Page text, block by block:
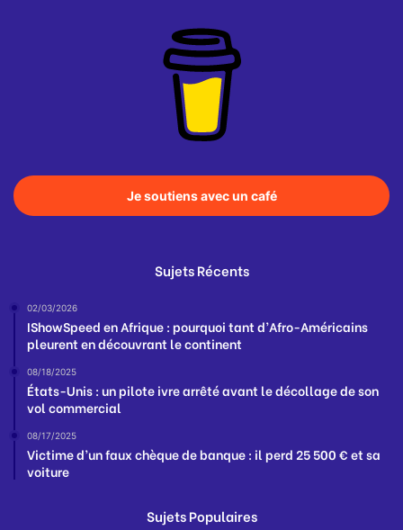
Je soutiens avec un café
Sujets Récents
02/03/2026
IShowSpeed en Afrique : pourquoi tant d’Afro-Américains
pleurent en découvrant le continent
08/18/2025
États-Unis : un pilote ivre arrêté avant le décollage de son
vol commercial
08/17/2025
Victime d’un faux chèque de banque : il perd 25 500 € et sa
voiture
Sujets Populaires